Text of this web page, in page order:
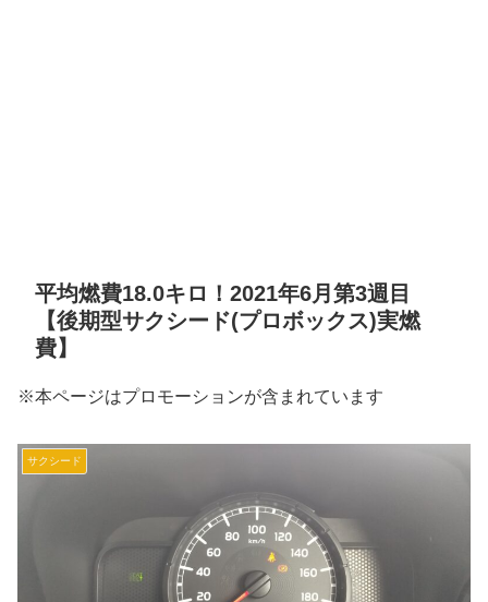
平均燃費18.0キロ！2021年6月第3週目
【後期型サクシード(プロボックス)実燃
費】
※本ページはプロモーションが含まれています
サクシード